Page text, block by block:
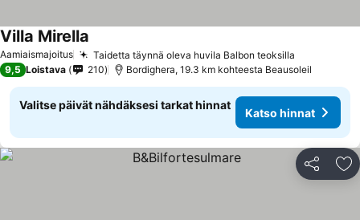
Aamiaismajoitus Taidetta täynnä oleva huvila Balbon teoksilla
Villa Mirella
9,5 Loistava 210 Bordighera, 19.3 km kohteesta Beausoleil
Valitse päivät nähdäksesi tarkat hinnat
Katso hinnat
Jaa